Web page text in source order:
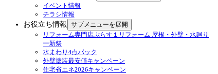
イベント情報
チラシ情報
お役立ち情報 サブメニューを展開
リフォーム専門店ぷらす１リフォーム 屋根・外壁・水廻り
一新祭
水まわり4点パック
外壁塗装最安値キャンペーン
住宅省エネ2026キャンペーン